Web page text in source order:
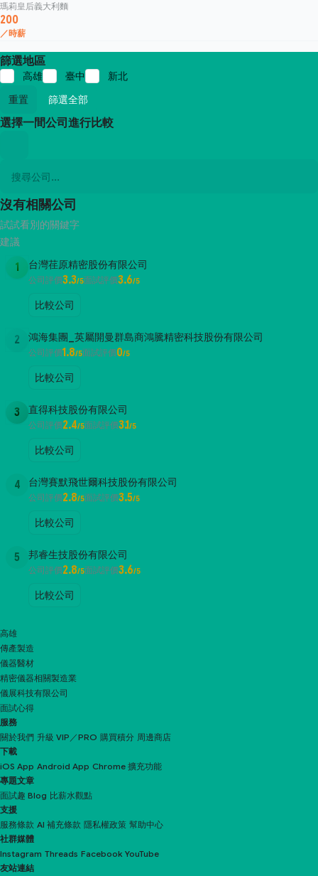
瑪莉皇后義大利麵
200
／時薪
篩選地區
高雄 臺中
新北
重置
篩選全部
選擇一間公司進行比較
沒有相關公司
試試看別的關鍵字
建議
1 台灣荏原精密股份有限公司
公司評價3.3/5面試評價3.6/5
比較公司
2 鴻海集團_英屬開曼群島商鴻騰精密科技股份有限公司
公司評價1.8/5面試評價0/5
比較公司
3 直得科技股份有限公司
公司評價2.4/5面試評價3.1/5
比較公司
4 台灣賽默飛世爾科技股份有限公司
公司評價2.8/5面試評價3.5/5
比較公司
5 邦睿生技股份有限公司
公司評價2.8/5面試評價3.6/5
比較公司
高雄
傳產製造
儀器醫材
精密儀器相關製造業
儀展科技有限公司
面試心得
服務
關於我們 升級 VIP／PRO 購買積分 周邊商店
下載
iOS App Android App Chrome 擴充功能
專題文章
面試趣 Blog 比薪水觀點
支援
服務條款 AI 補充條款 隱私權政策 幫助中心
社群媒體
Instagram Threads Facebook YouTube
友站連結